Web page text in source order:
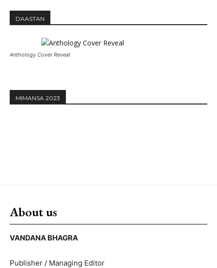
DAASTAN
Anthology Cover Reveal
MIMANSA 2023
About us
VANDANA BHAGRA
Publisher / Managing Editor